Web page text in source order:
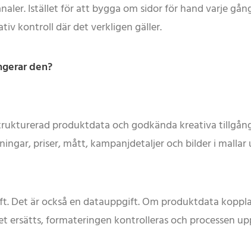
Istället för att bygga om sidor för hand varje
kontroll där det verkligen gäller.
den?
produktdata och godkända kreativa
priser, mått, kampanjdetaljer och bilder i
Det är också en datauppgift. Om produktdata
ersätts, formateringen kontrolleras och processen